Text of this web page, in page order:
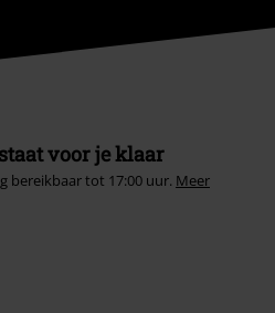
voor je klaar
bereikbaar tot 17:00 uur. Meer